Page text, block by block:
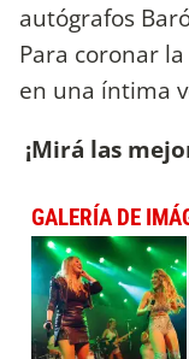
autógrafos
Para coronar
en una íntima
¡Mirá las
GALERÍA DE